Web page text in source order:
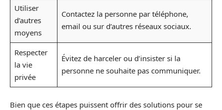
Utiliser
d’autres
moyens
Contactez la personne par téléphone,
email ou sur d’autres réseaux sociaux.
Respecter
la vie
privée
Évitez de harceler ou d’insister si la
personne ne souhaite pas communiquer.
Bien que ces étapes puissent offrir des solutions pour se